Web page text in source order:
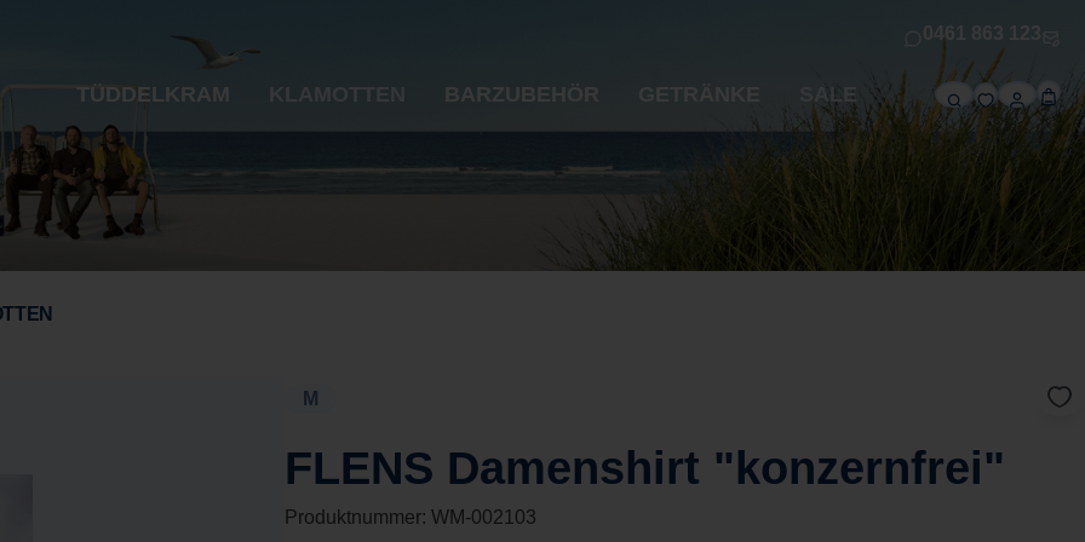
0461 863 123
TÜDDELKRAM KLAMOTTEN BARZUBEHÖR SALE
M
FLENS Damenshirt "konzernfrei"
Produktnummer:WM-002103